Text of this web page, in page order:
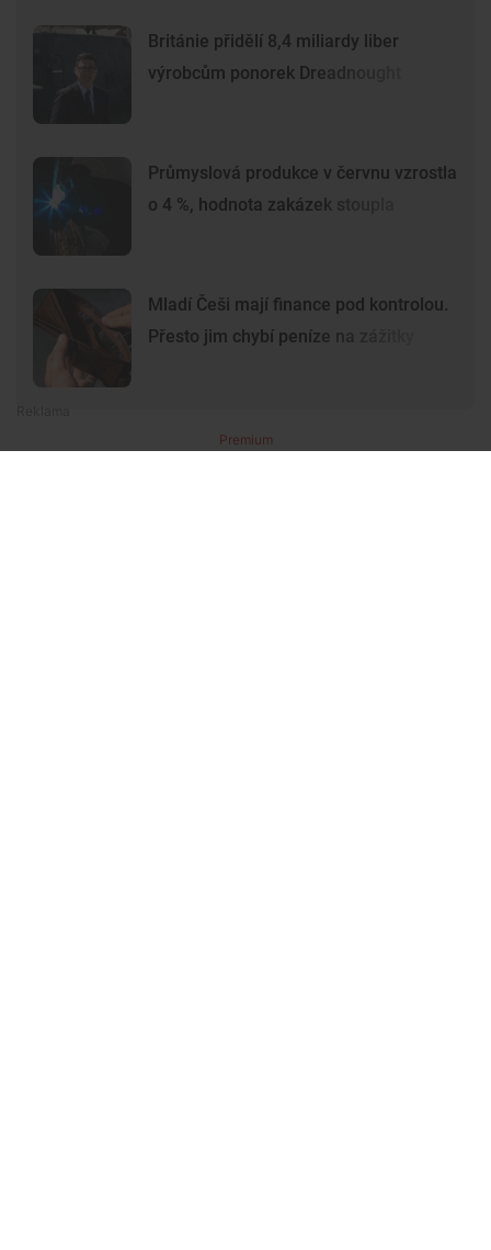
Británie přidělí 8,4 miliardy liber
výrobcům ponorek Dreadnought
Průmyslová produkce v červnu vzrostla
o 4 %, hodnota zakázek stoupla
Mladí Češi mají finance pod kontrolou.
Přesto jim chybí peníze na zážitky
Premium